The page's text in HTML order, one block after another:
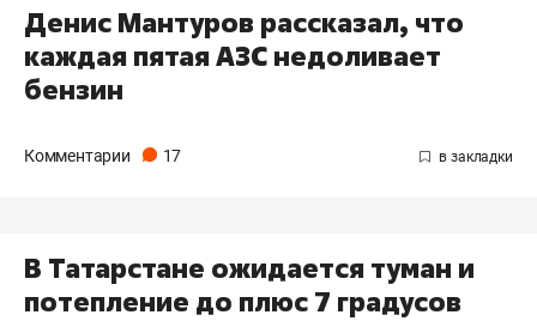
Денис Мантуров рассказал, что
каждая пятая АЗС недоливает
бензин
Комментарии 17
В Татарстане ожидается туман и
потепление до плюс 7 градусов